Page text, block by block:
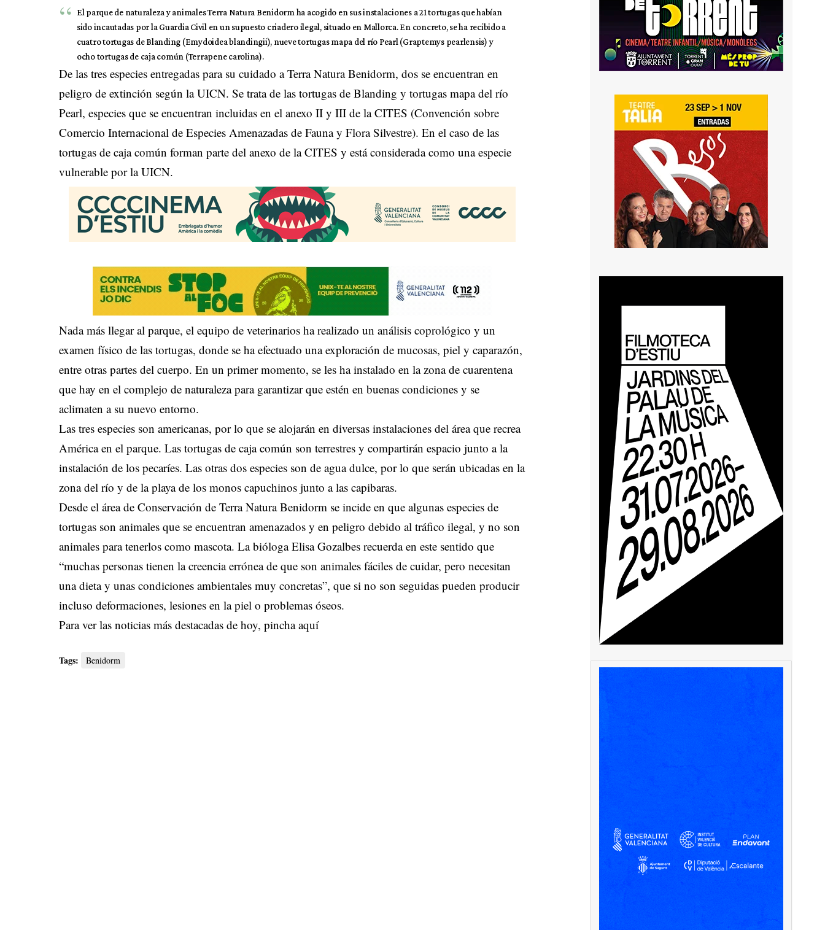
El parque de naturaleza y animales Terra Natura Benidorm ha acogido en sus instalaciones a 21 tortugas que habían
sido incautadas por la Guardia Civil en un supuesto criadero ilegal, situado en Mallorca. En concreto, se ha recibido a
cuatro tortugas de Blanding (Emydoidea blandingii), nueve tortugas mapa del río Pearl (Graptemys pearlensis) y
ocho tortugas de caja común (Terrapene carolina).
De las tres especies entregadas para su cuidado a Terra Natura Benidorm, dos se encuentran en
peligro de extinción según la UICN. Se trata de las tortugas de Blanding y tortugas mapa del río
Pearl, especies que se encuentran incluidas en el anexo II y III de la CITES (Convención sobre
Comercio Internacional de Especies Amenazadas de Fauna y Flora Silvestre). En el caso de las
tortugas de caja común forman parte del anexo de la CITES y está considerada como una especie
vulnerable por la UICN.
Nada más llegar al parque, el equipo de veterinarios ha realizado un análisis coprológico y un
examen físico de las tortugas, donde se ha efectuado una exploración de mucosas, piel y caparazón,
entre otras partes del cuerpo. En un primer momento, se les ha instalado en la zona de cuarentena
que hay en el complejo de naturaleza para garantizar que estén en buenas condiciones y se
aclimaten a su nuevo entorno.
Las tres especies son americanas, por lo que se alojarán en diversas instalaciones del área que recrea
América en el parque. Las tortugas de caja común son terrestres y compartirán espacio junto a la
instalación de los pecaríes. Las otras dos especies son de agua dulce, por lo que serán ubicadas en la
zona del río y de la playa de los monos capuchinos junto a las capibaras.
Desde el área de Conservación de Terra Natura Benidorm se incide en que algunas especies de
tortugas son animales que se encuentran amenazados y en peligro debido al tráfico ilegal, y no son
animales para tenerlos como mascota. La bióloga Elisa Gozalbes recuerda en este sentido que
“muchas personas tienen la creencia errónea de que son animales fáciles de cuidar, pero necesitan
una dieta y unas condiciones ambientales muy concretas”, que si no son seguidas pueden producir
incluso deformaciones, lesiones en la piel o problemas óseos.
Para ver las noticias más destacadas de hoy,pincha aquí
Tags: Benidorm